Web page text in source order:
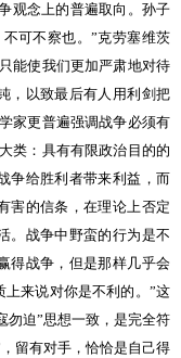
观念上的普遍取向。孙子
可不察也。”克劳塞维茨
能使我们更加严肃地对待
，以致最后有人用利剑把
家更普遍强调战争必须有
类：具有有限政治目的的
争给胜利者带来利益，而
害的信条，在理论上否定
。战争中野蛮的行为是不
得战争，但是那样几乎会
来说对你是不利的。”这
勿迫”思想一致，是完全符
留有对手，恰恰是自己得